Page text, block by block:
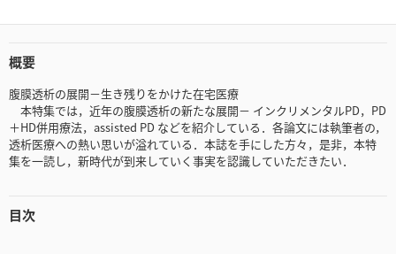
概要
腹膜透析の展開－生き残りをかけた在宅医療
本特集では，近年の腹膜透析の新たな展開－ インクリメンタルPD，PD
＋HD併用療法，assisted PD などを紹介している．各論文には執筆者の，
透析医療への熱い思いが溢れている．本誌を手にした方々，是非，本特
集を一読し，新時代が到来していく事実を認識していただきたい．
目次